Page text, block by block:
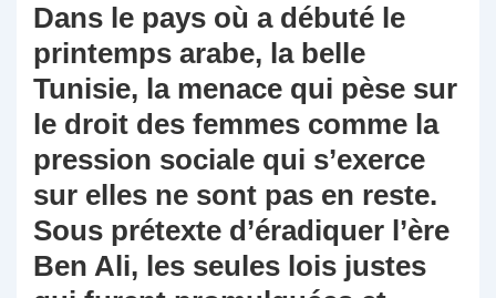
Dans le pays où a débuté le
printemps arabe, la belle
Tunisie, la menace qui pèse sur
le droit des femmes comme la
pression sociale qui s’exerce
sur elles ne sont pas en reste.
Sous prétexte d’éradiquer l’ère
Ben Ali, les seules lois justes